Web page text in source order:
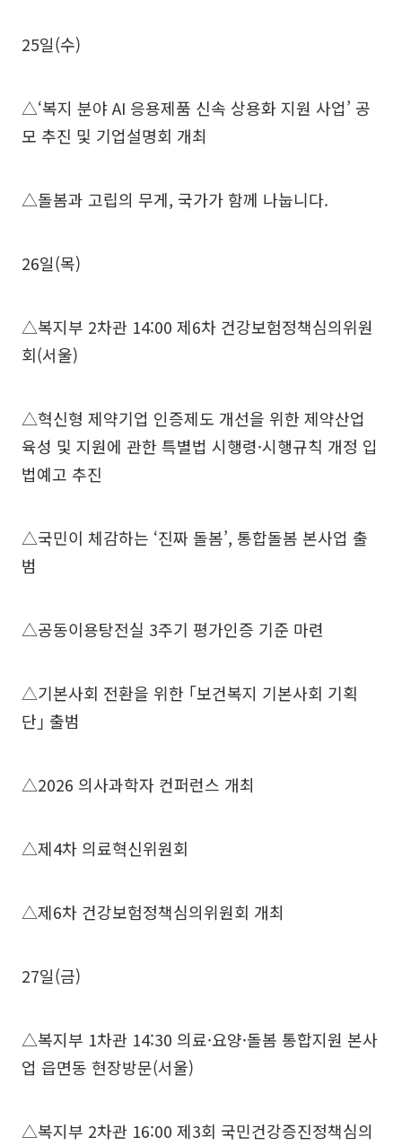
25일(수)
△‘복지 분야 AI 응용제품 신속 상용화 지원 사업’ 공
모 추진 및 기업설명회 개최
△돌봄과 고립의 무게, 국가가 함께 나눕니다.
26일(목)
△복지부 2차관 14:00 제6차 건강보험정책심의위원
회(서울)
△혁신형 제약기업 인증제도 개선을 위한 제약산업
육성 및 지원에 관한 특별법 시행령·시행규칙 개정 입
법예고 추진
△국민이 체감하는 ‘진짜 돌봄’, 통합돌봄 본사업 출
범
△공동이용탕전실 3주기 평가인증 기준 마련
△기본사회 전환을 위한 ｢보건복지 기본사회 기획
단｣ 출범
△2026 의사과학자 컨퍼런스 개최
△제4차 의료혁신위원회
△제6차 건강보험정책심의위원회 개최
27일(금)
△복지부 1차관 14:30 의료·요양·돌봄 통합지원 본사
업 읍면동 현장방문(서울)
△복지부 2차관 16:00 제3회 국민건강증진정책심의